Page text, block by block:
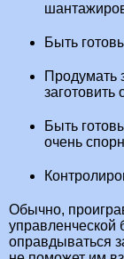
Быть
Продумать
заготовить
Быть
очень
Обычно,
управленческой
оправдываться